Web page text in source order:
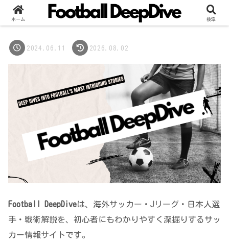
2024.06.11 2026.08.02
Football DeepDiveは、海外サッカー・Jリーグ・日本人選
手・戦術解説を、初心者にもわかりやすく深掘りするサッ
カー情報サイトです。
ホーム 検索